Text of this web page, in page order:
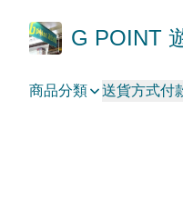
G POINT
商品分類 送貨方式付